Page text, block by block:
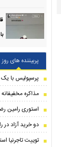
پربیننده های روز
پرسپولیس با یک
مذاکره
استوری رامین
دو خرید آزاد در
توییت تاجرنیا